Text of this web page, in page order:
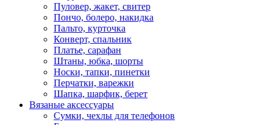
Пуловер, жакет, свитер
Пончо, болеро, накидка
Пальто, курточка
Конверт, спальник
Платье, сарафан
Штаны, юбка, шорты
Носки, тапки, пинетки
Перчатки, варежки
Шапка, шарфик, берет
Вязаные аксессуары
Сумки, чехлы для телефонов